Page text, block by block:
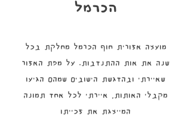
הכרמל
מועצה אזורית חוף הכרמל מחלקת בכל
שנה את אות ההתנדבות. על מפת האזור
שאיירתי ובהדגשת הישובים שמהם הגיעו
מקבלי האותות, איירתי לכל אחד תמונה
המייצגת את זכייתו